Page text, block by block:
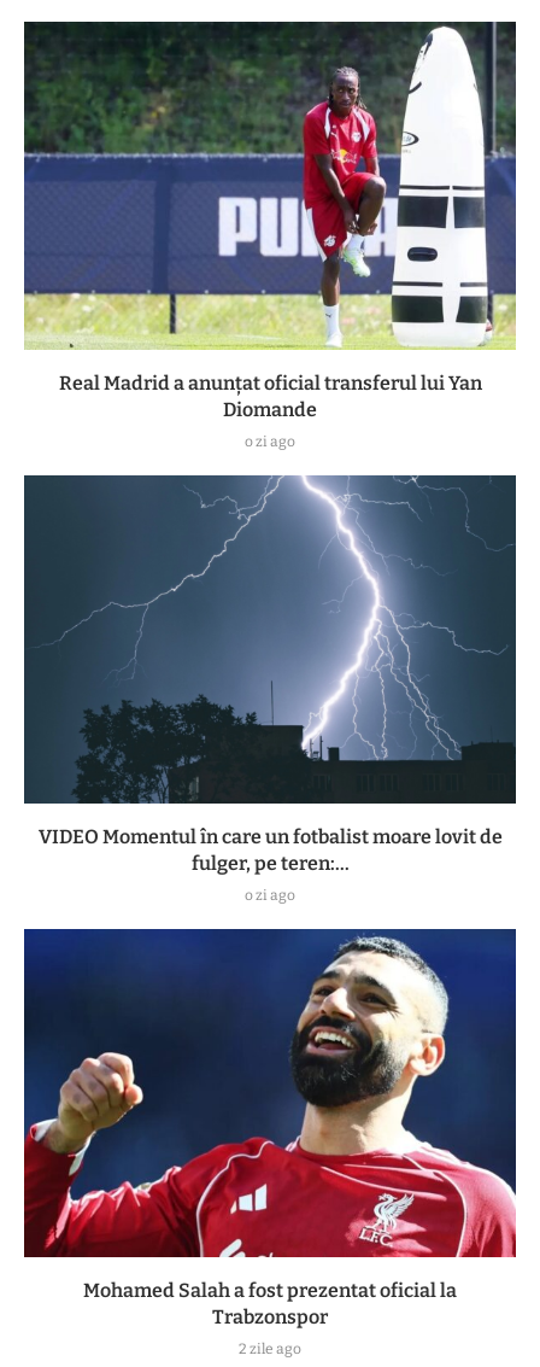
Real Madrid a anunțat oficial transferul lui Yan
Diomande
o zi ago
VIDEO Momentul în care un fotbalist moare lovit de
fulger, pe teren:...
o zi ago
Mohamed Salah a fost prezentat oficial la
Trabzonspor
2 zile ago